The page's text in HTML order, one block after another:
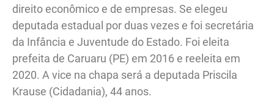
direito econômico e de empresas. Se elegeu
deputada estadual por duas vezes e foi secretária
da Infância e Juventude do Estado. Foi eleita
prefeita de Caruaru (PE) em 2016 e reeleita em
2020. A vice na chapa será a deputada Priscila
Krause (Cidadania), 44 anos.